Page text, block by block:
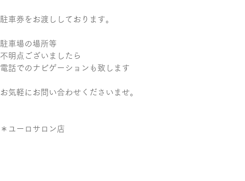
駐車券をお渡ししております。
駐車場の場所等
不明点ございましたら
電話でのナビゲーションも致します
お気軽にお問い合わせくださいませ。
＊ユーロサロン店